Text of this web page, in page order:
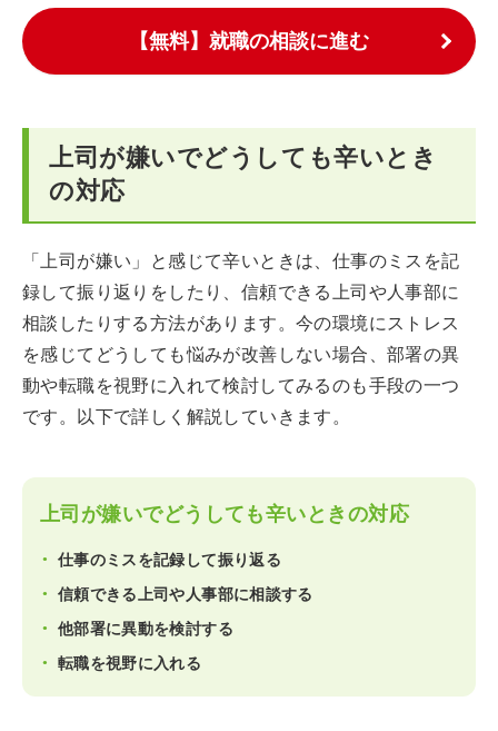
【無料】就職の相談に進む
上司が嫌いでどうしても辛いとき
の対応
「上司が嫌い」と感じて辛いときは、仕事のミスを記
録して振り返りをしたり、信頼できる上司や人事部に
相談したりする方法があります。今の環境にストレス
を感じてどうしても悩みが改善しない場合、部署の異
動や転職を視野に入れて検討してみるのも手段の一つ
です。以下で詳しく解説していきます。
上司が嫌いでどうしても辛いときの対応
仕事のミスを記録して振り返る
信頼できる上司や人事部に相談する
他部署に異動を検討する
転職を視野に入れる